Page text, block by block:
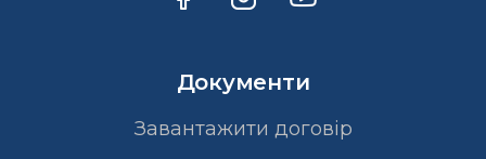
Документи
Завантажити договір